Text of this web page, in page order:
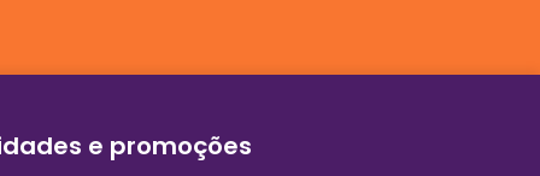
e promoções